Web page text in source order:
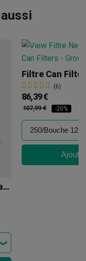
Filtre Anti-Odeur Filtrokoa-Koalair
Filtre Can
(6)
86,39 €
107,99 € -20%